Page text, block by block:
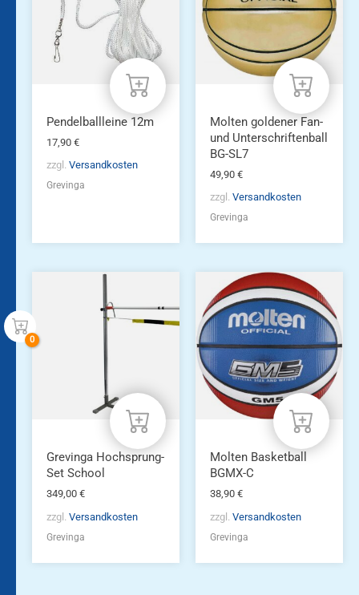
Pendelballleine 12m
17,90 €
zzgl. Versandkosten
Grevinga
Molten goldener Fan-
und Unterschriftenball
BG-SL7
49,90 €
zzgl. Versandkosten
Grevinga
Grevinga Hochsprung-
Set School
349,00 €
zzgl. Versandkosten
Grevinga
Molten Basketball
BGMX-C
38,90 €
zzgl. Versandkosten
Grevinga